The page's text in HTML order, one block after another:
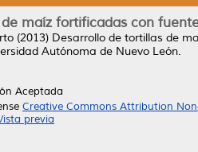
maíz fortificadas con
(2013) Desarrollo de tortillas de
Autónoma de Nuevo León.
Aceptada
Creative Commons Attribution
previa